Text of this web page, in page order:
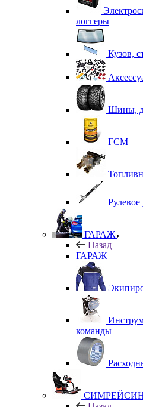
логгеры
Кузов,
Шины,
ГСМ
Рулевое
ГАРАЖ
Назад
ГАРАЖ
команды